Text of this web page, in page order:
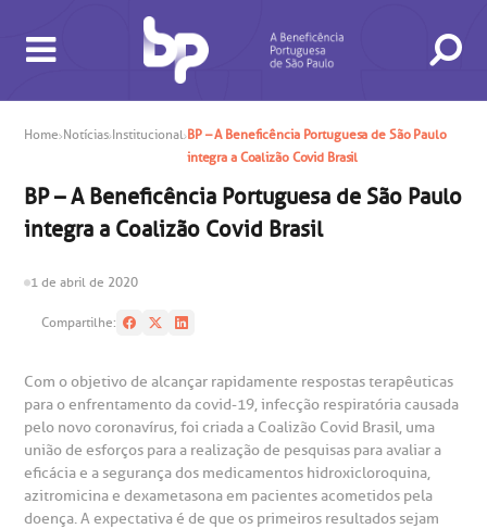
CONSULTAS E EXAMES
in antecipado
de exames
A BP conta com você para melhorar sempre a qualidade do
atendimento e dos serviços prestados.
A Ouvidoria e SAC são canais para você, cliente da BP, tirar
suas dúvidas, registrar suas reclamações ou fazer elogios
relacionados ao nosso atendimento e aos nossos serviços.
Horário de atendimento: 2ª a 6ª feira das 7h às 18h
CONHEÇA AS UNIDADES
do médico
de conduta
de atendimento
de Excelência em Neurologia e
Home NotíciasInstitucionalBP – A Beneficência Portuguesa de São Paulo
integra a Coalizão Covid Brasil
BP – A Beneficência Portuguesa de São Paulo
integra a Coalizão Covid Brasil
1 de abril de 2020
Compartilhe:
Com o objetivo de alcançar rapidamente respostas terapêuticas
para o enfrentamento da covid-19, infecção respiratória causada
pelo novo coronavírus, foi criada a Coalizão Covid Brasil, uma
união de esforços para a realização de pesquisas para avaliar a
eficácia e a segurança dos medicamentos hidroxicloroquina,
azitromicina e dexametasona em pacientes acometidos pela
doença. A expectativa é de que os primeiros resultados sejam